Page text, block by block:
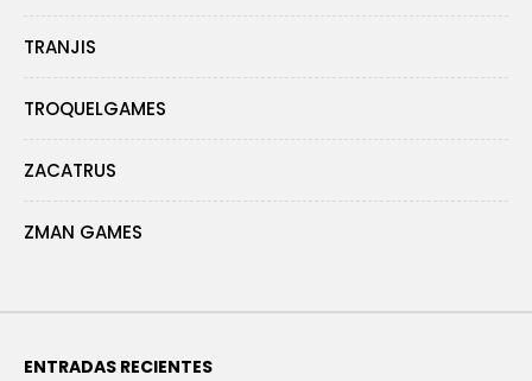
TRANJIS
TROQUELGAMES
ZACATRUS
ZMAN GAMES
ENTRADAS RECIENTES